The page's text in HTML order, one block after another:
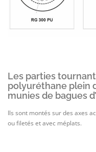
Les parties
polyuréthane plein
munies de bagues
Ils sont montés sur des axes
ou filetés et avec méplats.